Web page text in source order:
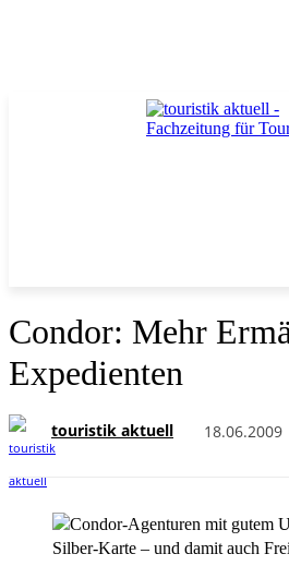
Condor: Mehr
Expedienten
touristik aktuell 18.06.2009